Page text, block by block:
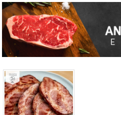
Fresco